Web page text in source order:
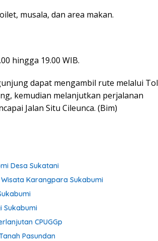
musala, dan area makan.
hingga 19.00 WIB.
dapat mengambil rute melalui Tol
kemudian melanjutkan perjalanan
Jalan Situ Cileunca. (Bim)
Desa Sukatani
Wisata Karangpara Sukabumi
Sukabumi
CPUGGp
Pasundan